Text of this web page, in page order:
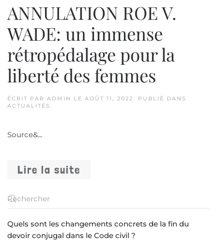
ANNULATION ROE V.
WADE: un immense
rétropédalage pour la
liberté des femmes
ÉCRIT PAR ADMIN LE AOÛT 11, 2022. PUBLIÉ DANS
ACTUALITÉS .
Source&...
Lire la suite
Quels sont les changements concrets de la fin du
devoir conjugal dans le Code civil ?